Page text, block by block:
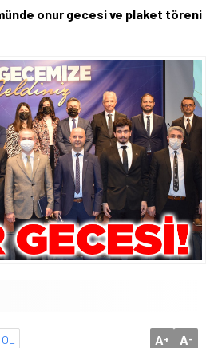
onur gecesi ve plaket töreni
A+ A-